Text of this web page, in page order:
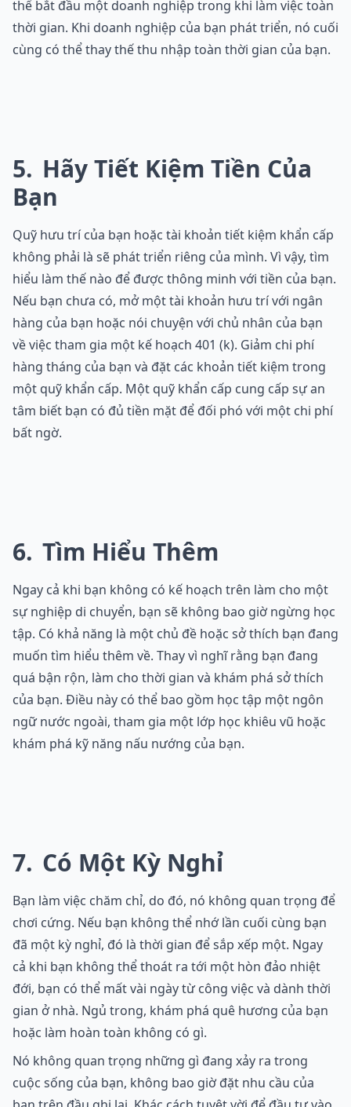
thể bắt đầu một doanh nghiệp trong khi làm việc toàn
thời gian. Khi doanh nghiệp của bạn phát triển, nó cuối
cùng có thể thay thế thu nhập toàn thời gian của bạn.
5 Hãy Tiết Kiệm Tiền Của
Bạn
Quỹ hưu trí của bạn hoặc tài khoản tiết kiệm khẩn cấp
không phải là sẽ phát triển riêng của mình. Vì vậy, tìm
hiểu làm thế nào để được thông minh với tiền của bạn.
Nếu bạn chưa có, mở một tài khoản hưu trí với ngân
hàng của bạn hoặc nói chuyện với chủ nhân của bạn
về việc tham gia một kế hoạch 401 (k). Giảm chi phí
hàng tháng của bạn và đặt các khoản tiết kiệm trong
một quỹ khẩn cấp. Một quỹ khẩn cấp cung cấp sự an
tâm biết bạn có đủ tiền mặt để đối phó với một chi phí
bất ngờ.
6 Tìm Hiểu Thêm
Ngay cả khi bạn không có kế hoạch trên làm cho một
sự nghiệp di chuyển, bạn sẽ không bao giờ ngừng học
tập. Có khả năng là một chủ đề hoặc sở thích bạn đang
muốn tìm hiểu thêm về. Thay vì nghĩ rằng bạn đang
quá bận rộn, làm cho thời gian và khám phá sở thích
của bạn. Điều này có thể bao gồm học tập một ngôn
ngữ nước ngoài, tham gia một lớp học khiêu vũ hoặc
khám phá kỹ năng nấu nướng của bạn.
7 Có Một Kỳ Nghỉ
Bạn làm việc chăm chỉ, do đó, nó không quan trọng để
chơi cứng. Nếu bạn không thể nhớ lần cuối cùng bạn
đã một kỳ nghỉ, đó là thời gian để sắp xếp một. Ngay
cả khi bạn không thể thoát ra tới một hòn đảo nhiệt
đới, bạn có thể mất vài ngày từ công việc và dành thời
gian ở nhà. Ngủ trong, khám phá quê hương của bạn
hoặc làm hoàn toàn không có gì.
Nó không quan trọng những gì đang xảy ra trong
cuộc sống của bạn, không bao giờ đặt nhu cầu của